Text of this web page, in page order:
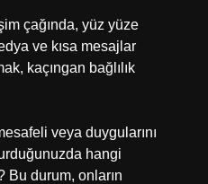
çağında, yüz yüze
ve kısa mesajlar
kaçıngan bağlılık
veya duygularını
hangi
Bu durum, onların